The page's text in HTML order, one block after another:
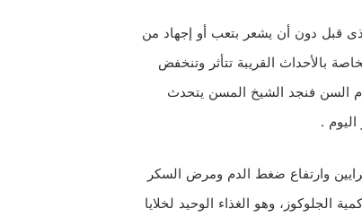
قبل دون أن يشعر بتعب أو إجهاد من
بالأحداث القريبة تتأثر وتنخفض
السن فنجد الشيخ المسن يتحدث
وارتفاع ضغط الدم ومرض السكر
الجلوكوز، وهو الغذاء الوحيد لخلايا